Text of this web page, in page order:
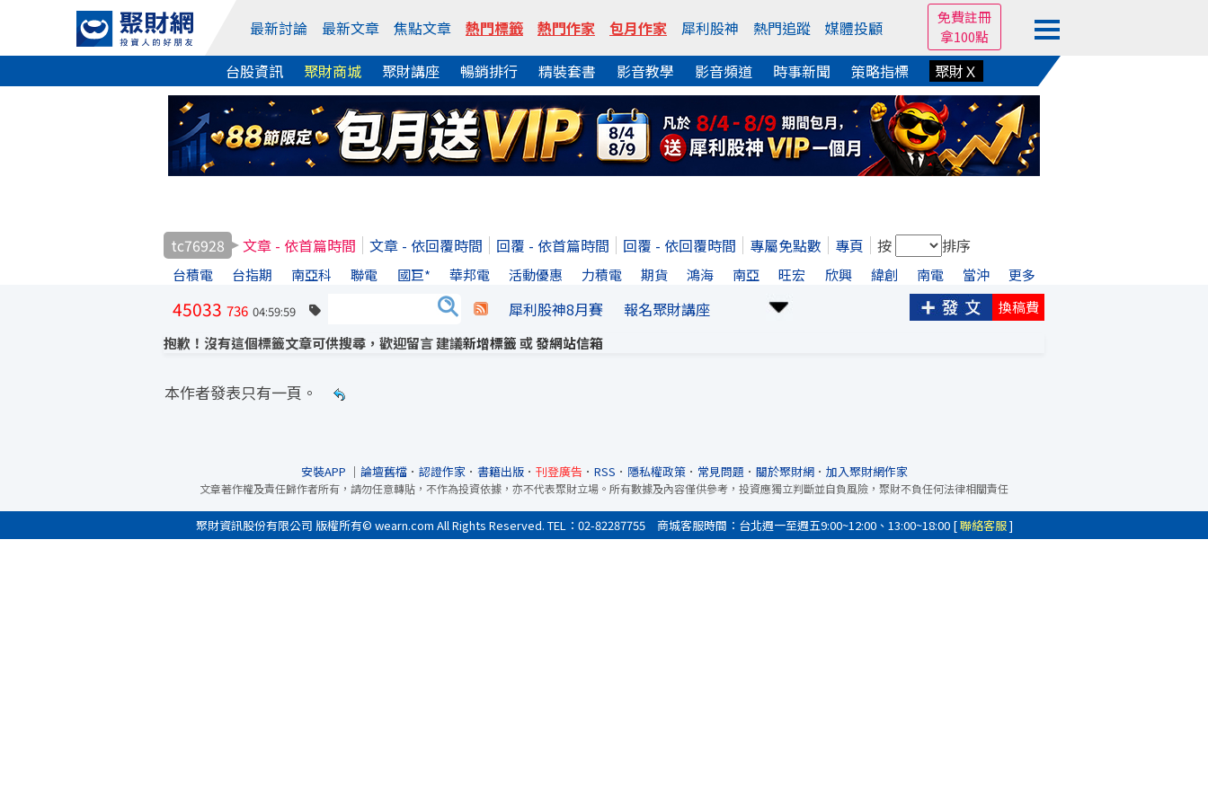
最新討論 最新文章 焦點文章 熱門標籤 熱門作家 包月作家 犀利股神 熱門追蹤 媒體投顧
免費註冊
拿100點
台股資訊 聚財商城 聚財講座 暢銷排行 精裝套書 影音教學 影音頻道 時事新聞 策略指標 聚財Ｘ
tc76928 文章 - 依首篇時間 文章 - 依回覆時間 回覆 - 依首篇時間 回覆 - 依回覆時間 專屬免點數 專頁 按 排序
台積電 台指期 南亞科 聯電 國巨* 華邦電 活動優惠 力積電 期貨 鴻海 南亞 旺宏 欣興 緯創 南電 當沖 更多
45033 736 04:59:59 犀利股神8月賽 報名聚財講座
換稿費
抱歉！沒有這個標籤文章可供搜尋，歡迎留言 建議新增標籤或發網站信箱
本作者發表只有一頁。
安裝APP ｜ 論壇舊檔． 認證作家． 書籍出版． 刊登廣告 ． RSS ． 隱私權政策． 常見問題 ． 關於聚財網． 加入聚財網作家
文章著作權及責任歸作者所有，請勿任意轉貼，不作為投資依據，亦不代表聚財立場。所有數據及內容僅供參考，投資應獨立判斷並自負風險，聚財不負任何法律相關責任
聚財資訊股份有限公司 版權所有© wearn.com All Rights Reserved. TEL：02-82287755 商城客服時間：台北週一至週五9:00~12:00、13:00~18:00 [聯絡客服]